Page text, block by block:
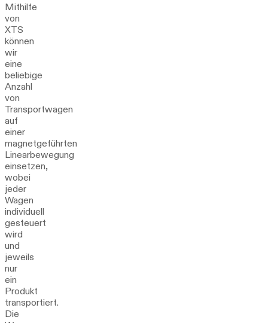
Mithilfe
von
XTS
können
wir
eine
beliebige
Anzahl
von
Transportwagen
auf
einer
magnetgeführten
Linearbewegung
einsetzen,
wobei
jeder
Wagen
individuell
gesteuert
wird
und
jeweils
nur
ein
Produkt
transportiert.
Die